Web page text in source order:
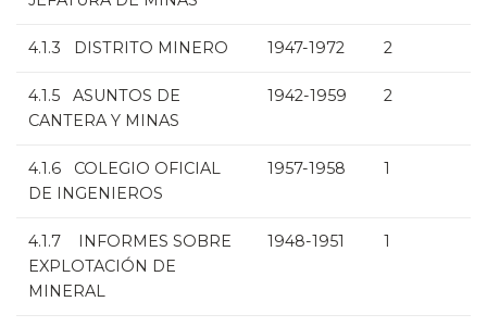
4.1.3 DISTRITO MINERO 1947-1972 2
4.1.5 ASUNTOS DE
CANTERA Y MINAS
1942-1959 2
4.1.6 COLEGIO OFICIAL
DE INGENIEROS
1957-1958 1
4.1.7 INFORMES SOBRE
EXPLOTACIÓN DE
MINERAL
1948-1951 1